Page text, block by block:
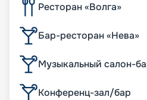
Ресторан «Волга»
Бар-ресторан «Нева»
Музыкальный салон-
Конференц-зал/бар